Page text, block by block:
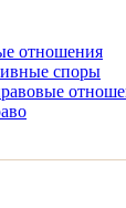
отношения
споры